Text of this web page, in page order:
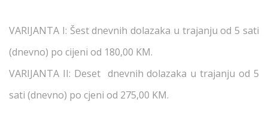
VARIJANTA I: Šest dnevnih dolazaka u trajanju od 5 sati
(dnevno) po cijeni od 180,00 KM.
VARIJANTA II: Deset dnevnih dolazaka u trajanju od 5
sati (dnevno) po cjeni od 275,00 KM.